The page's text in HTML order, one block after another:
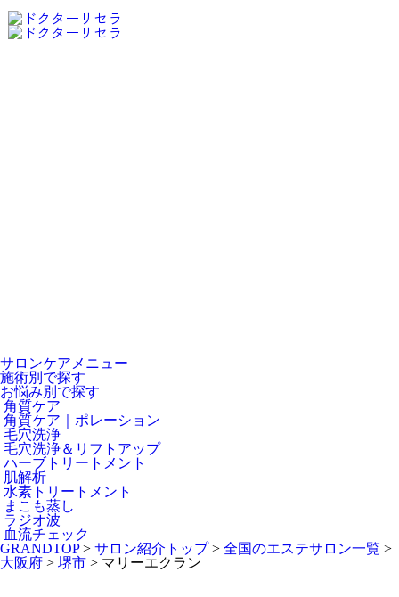
お近くのサロンを探す
サロンケアメニュー
施術別で探す
お悩み別で探す
角質ケア
角質ケア｜ポレーション
毛穴洗浄
毛穴洗浄＆リフトアップ
ハーブトリートメント
肌解析
水素トリートメント
まこも蒸し
ラジオ波
血流チェック
GRANDTOP > サロン紹介トップ > 全国のエステサロン一覧 >
大阪府 > 堺市 > マリーエクラン